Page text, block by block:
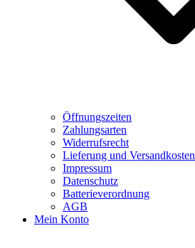
Öffnungszeiten
Zahlungsarten
Widerrufsrecht
Lieferung und Versandkosten
Impressum
Datenschutz
Batterieverordnung
AGB
Mein Konto